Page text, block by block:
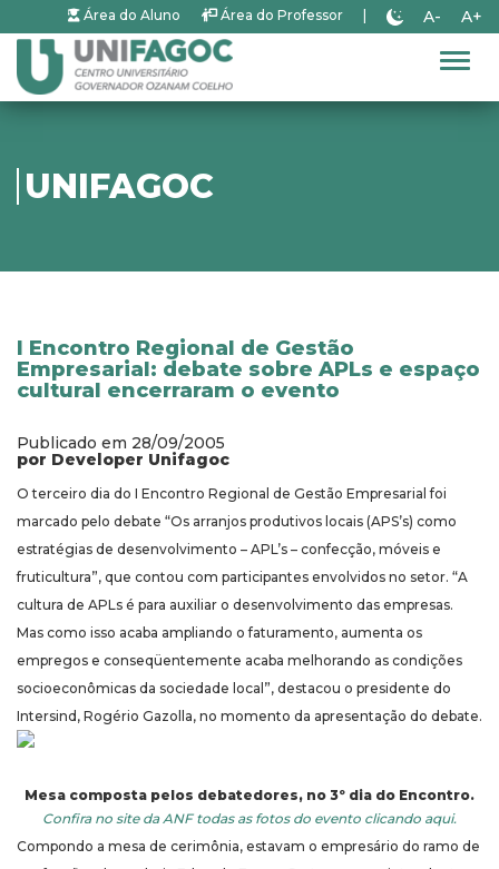
Área do Aluno Área do Professor A- A+
UNIFAGOC
I Encontro Regional de Gestão
Empresarial: debate sobre APLs e espaço
cultural encerraram o evento
Publicado em 28/09/2005
por Developer Unifagoc
O terceiro dia do I Encontro Regional de Gestão Empresarial foi
marcado pelo debate “Os arranjos produtivos locais (APS’s) como
estratégias de desenvolvimento – APL’s – confecção, móveis e
fruticultura”, que contou com participantes envolvidos no setor. “A
cultura de APLs é para auxiliar o desenvolvimento das empresas.
Mas como isso acaba ampliando o faturamento, aumenta os
empregos e conseqüentemente acaba melhorando as condições
socioeconômicas da sociedade local”, destacou o presidente do
Intersind, Rogério Gazolla, no momento da apresentação do debate.
Mesa composta pelos debatedores, no 3º dia do Encontro.
Confira no site da ANF todas as fotos do evento clicando aqui.
Compondo a mesa de cerimônia, estavam o empresário do ramo de